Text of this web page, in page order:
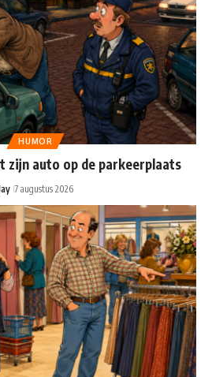
HUMOR
zijn auto op de parkeerplaats
7 augustus 2026